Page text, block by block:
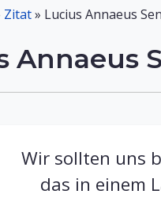
Zitat» Lucius Annaeus
Annaeus
Wir sollten uns
das in einem